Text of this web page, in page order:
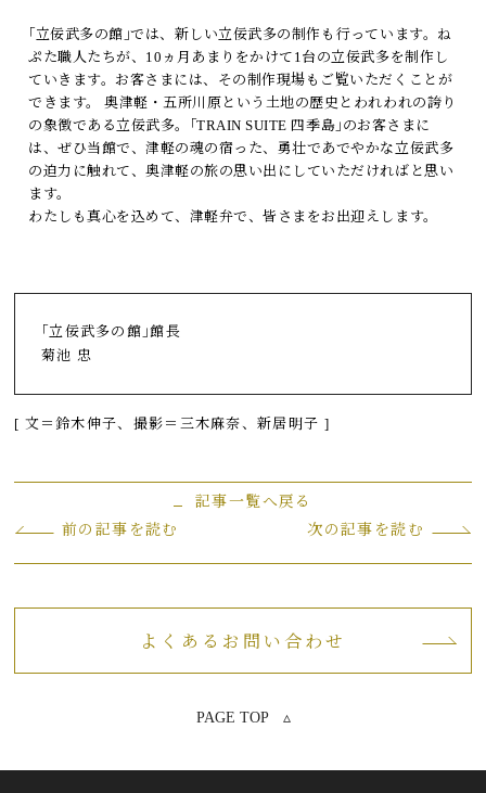
｢立佞武多の館｣では、新しい立佞武多の制作も行っています。ね
ぷた職人たちが、10ヵ月あまりをかけて1台の立佞武多を制作し
ていきます。お客さまには、その制作現場もご覧いただくことが
できます。 奥津軽・五所川原という土地の歴史とわれわれの誇り
の象徴である立佞武多。｢TRAIN SUITE 四季島｣のお客さまに
は、ぜひ当館で、津軽の魂の宿った、勇壮であでやかな立佞武多
の迫力に触れて、奥津軽の旅の思い出にしていただければと思い
ます。
わたしも真心を込めて、津軽弁で、皆さまをお出迎えします。
｢立佞武多の館｣館長
菊池 忠
[ 文＝鈴木伸子、撮影＝三木麻奈、新居明子 ]
記事一覧へ戻る
前の記事を読む
次の記事を読む
よくあるお問い合わせ
PAGE TOP ▵